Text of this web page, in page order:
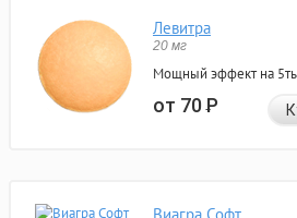
Левитра
20 мг
Мощный эффект на 5ть
от 70Р